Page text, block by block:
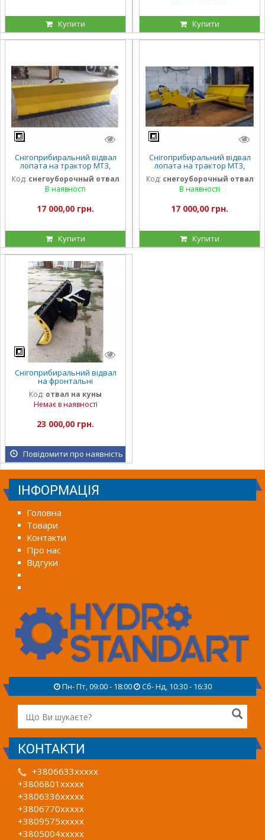
Купити Купити
Снігоприбиральний відвал
лопата на трактор МТЗ,
ЮМЗ, Т-150
Код: снегоуборочный отвал
В наявності
17 000,00 грн.
Купити
Снігоприбиральний відвал
лопата на трактор МТЗ,
ЮМЗ, Т-40, Т-150, ЗІЛ
Код: снегоуборочный отвал
В наявності
17 000,00 грн.
Купити
Снігоприбиральний відвал
на фронтальні
навантажувачі, куни
Код: отвал на куны
Немає в наявності
23 000,00 грн.
Повідомити про наявність
ІНФОРМАЦІЯ
Головна
Товари
Контакти
Про нас
Відгуки
Пн- Пт, 09:00 - 18:00 Сб- Нд, 10:30 - 16:30
КОНТАКТИ
+3806633xxxxx
+3806801xxxxx
+3806336xxxxx
+3806770xxxxx
+3809575xxxxx
+3805004xxxxx